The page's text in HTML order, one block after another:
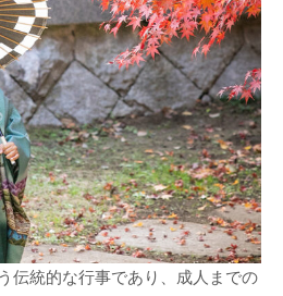
伝統的な行事であり、成人までの